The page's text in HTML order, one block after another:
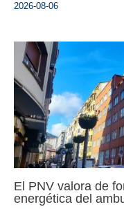
2026-08-06
El PNV valora de
energética del